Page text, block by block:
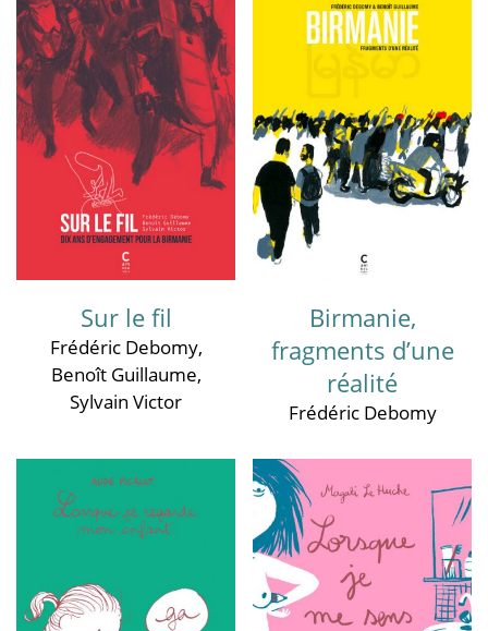
Sur le fil
Frédéric Debomy,
Benoît Guillaume,
Sylvain Victor
Birmanie,
fragments d’une
réalité
Frédéric Debomy